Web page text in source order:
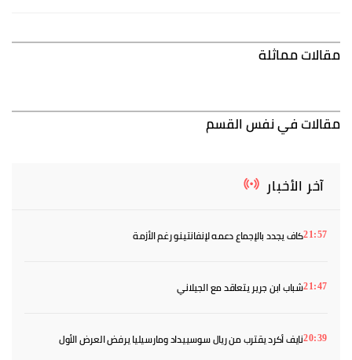
مقالات مماثلة
مقالات في نفس القسم
آخر الأخبار
21:57كاف يجدد بالإجماع دعمه لإنفانتينو رغم الأزمة
21:47شباب ابن جرير يتعاقد مع الجيلاني
20:39نايف أكرد يقترب من ريال سوسييداد ومارسيليا يرفض العرض الأول